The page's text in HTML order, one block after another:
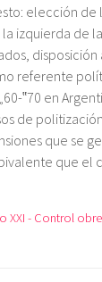
elección
izquierda de
referente
‟70 en
de
que se
que el
XXI - Control